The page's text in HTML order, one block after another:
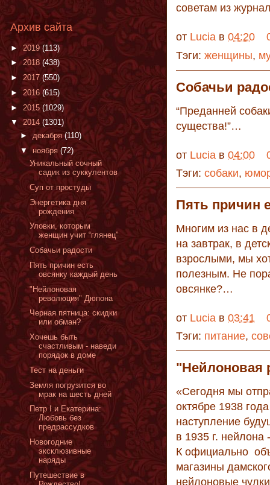
советам из
от Lucia в 04:20
Тэги: женщины,
Собачьи
“Преданней
существа!”…
от Lucia в 04:00
Тэги: собаки,
Пять причин
Многим из нас в
на завтрак, в
взрослыми, мы
полезным. Не
овсянке?…
от Lucia в 03:41
Тэги: питание,
"Нейлоновая
«Сегодня мы
октябре 1938
наступление
в 1935 г. нейлона
К официально
магазины
нейлоновые
Архив сайта
► 2019 (113)
►2018 (438)
► 2017 (550)
► 2016(615)
► 2015 (1029)
▼2014 (1301)
► декабря(110)
▼ноября (72)
Уникальный сочный
садик из суккулентов
Суп от простуды
Энергетика дня
рождения
Уловки, которым
женщин учит “глянец”
Собачьи радости
Пять причин есть
овсянку каждый день
"Нейлоновая
революция" Дюпона
Черная пятница: скидки
или обман?
Хочешь быть
счастливым - наведи
порядок в доме
Тест на деньги
Земля погрузится во
мрак на шесть дней
Петр I и Екатерина:
Любовь без
предрассудков
Новогодние
эксклюзивные
наряды
Путешествие в